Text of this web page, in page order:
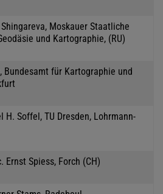
Moskauer Staatliche
und Kartographie, (RU)
Bundesamt für Kartographie und
H. Soffel, TU Dresden, Lohrmann-
Ernst Spiess, Forch (CH)